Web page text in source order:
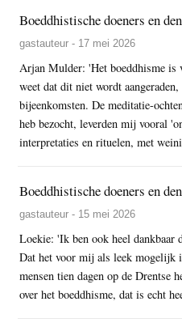
Boeddhistische doeners en
gastauteur - 17 mei 2026
Arjan Mulder: 'Het boeddhisme
weet dat dit niet wordt
bijeenkomsten. De meditatie-
heb bezocht, leverden mij vooral
interpretaties en rituelen, met
Boeddhistische doeners en
gastauteur - 15 mei 2026
Loekie: 'Ik ben ook heel dankbaar
Dat het voor mij als leek mogelijk
mensen tien dagen op de Drentse
over het boeddhisme, dat is echt